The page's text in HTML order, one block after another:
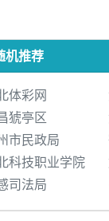
机推荐
体彩网
猇亭区
市民政局
科技职业学院
司法局